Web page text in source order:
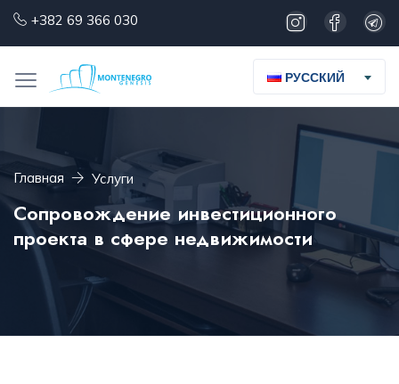
+382 69 366 030
РУССКИЙ
Главная Услуги
Сопровождение инвестиционного
проекта в сфере недвижимости